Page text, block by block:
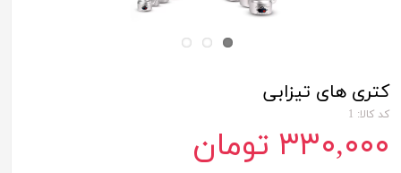
کتری های تیزابی
کد کالا: 1
۳۳۰,۰۰۰ تومان